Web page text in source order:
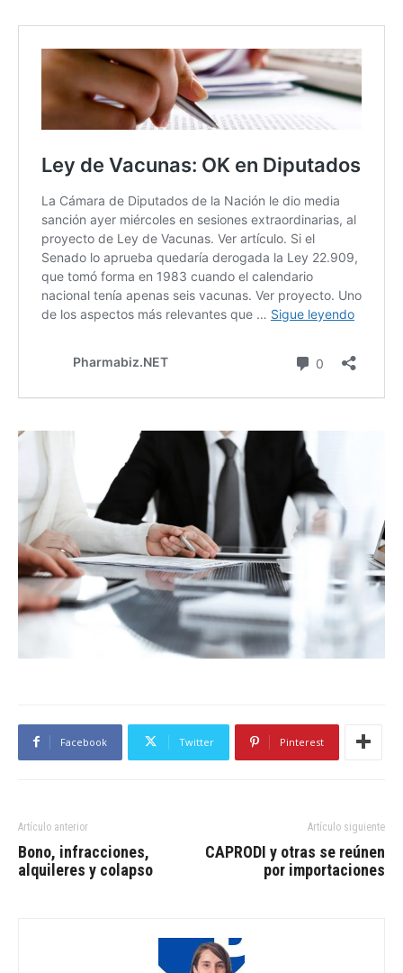
Facebook Twitter Pinterest
Artículo anterior
Bono, infracciones,
alquileres y colapso
Artículo siguiente
CAPRODI y otras se reúnen
por importaciones